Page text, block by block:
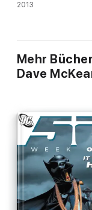
2013
Mehr
Dave